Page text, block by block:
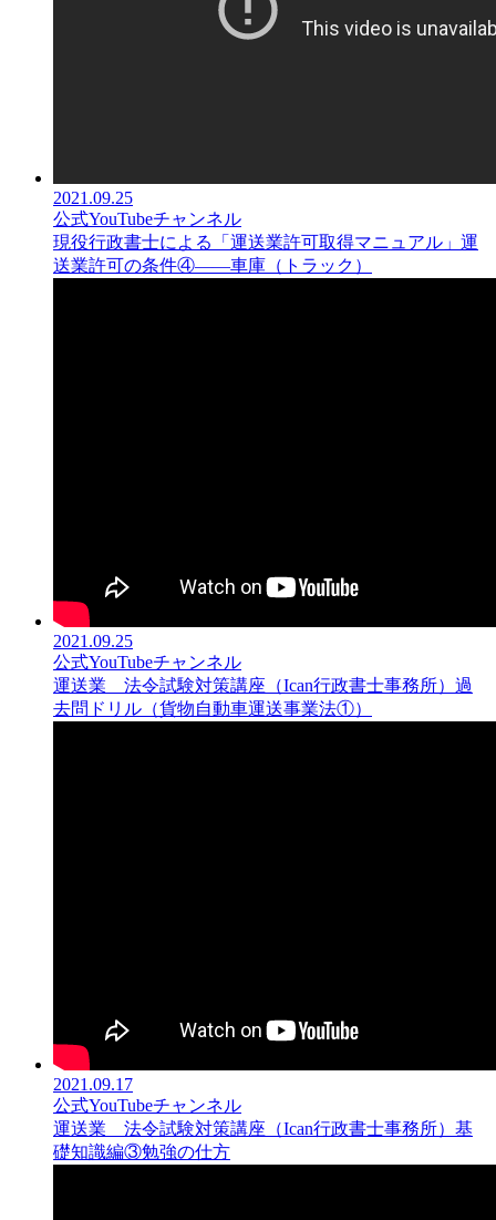
2021.09.25
公式YouTubeチャンネル
現役行政書士による「運送業許可取得マニュアル」運
送業許可の条件④――車庫（トラック）
2021.09.25
公式YouTubeチャンネル
運送業 法令試験対策講座（Ican行政書士事務所）過
去問ドリル（貨物自動車運送事業法①）
2021.09.17
公式YouTubeチャンネル
運送業 法令試験対策講座（Ican行政書士事務所）基
礎知識編③勉強の仕方